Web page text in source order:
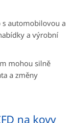
s automobilovou a
a výrobní
mohou silně
a změny
na kovy